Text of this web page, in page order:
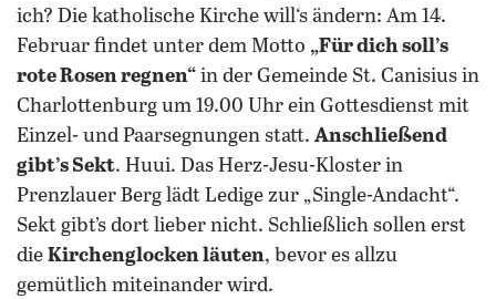
ich? Die katholische Kirche will‘s ändern: Am 14.
Februar findet unter dem Motto „Für dich soll’s
rote Rosen regnen“ in der Gemeinde St. Canisius in
Charlottenburg um 19.00 Uhr ein Gottesdienst mit
Einzel- und Paarsegnungen statt. Anschließend
gibt’s Sekt. Huui. Das Herz-Jesu-Kloster in
Prenzlauer Berg lädt Ledige zur „Single-Andacht“.
Sekt gibt’s dort lieber nicht. Schließlich sollen erst
die Kirchenglocken läuten, bevor es allzu
gemütlich miteinander wird.